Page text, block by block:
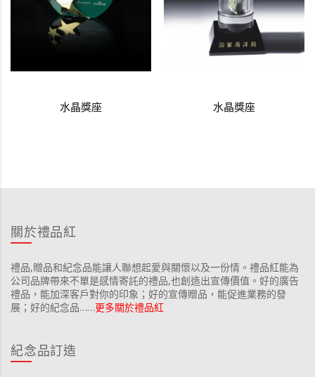
水晶獎座 水晶獎座
關於禮品紅
禮品,贈品和紀念品能讓人聯想起愛與關懷以及一份情。禮品紅能為
公司品牌帶來不單是感情寄託的禮品,也創造出宣傳價值。好的廣告
禮品，能加深客戶對你的印象；好的宣傳贈品，能促進業務的發
展；好的紀念品……更多關於禮品紅
紀念品訂造